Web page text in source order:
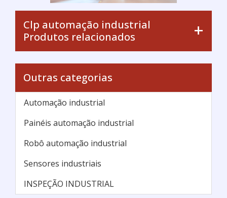
Clp automação industrial
Produtos relacionados
Outras categorias
Automação industrial
Painéis automação industrial
Robô automação industrial
Sensores industriais
INSPEÇÃO INDUSTRIAL